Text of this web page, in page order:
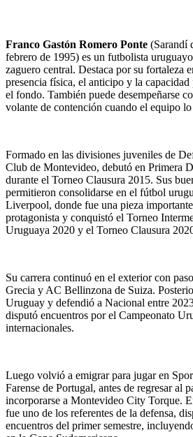
Franco Gastón Romero Ponte (Sarandí
febrero de 1995) es un futbolista
zaguero central. Destaca por su fortaleza
presencia física, el anticipo y la capacidad
el fondo. También puede desempeñarse
volante de contención cuando el equipo lo
Formado en las divisiones juveniles de
Club de Montevideo, debutó en Primera
durante el Torneo Clausura 2015. Sus
permitieron consolidarse en el fútbol
Liverpool, donde fue una pieza
protagonista y conquistó el Torneo
Uruguaya 2020 y el Torneo Clausura
Su carrera continuó en el exterior con
Grecia y AC Bellinzona de Suiza.
Uruguay y defendió a Nacional entre
disputó encuentros por el Campeonato
internacionales.
Luego volvió a emigrar para jugar en
Farense de Portugal, antes de regresar al
incorporarse a Montevideo City Torque.
fue uno de los referentes de la defensa,
encuentros del primer semestre,